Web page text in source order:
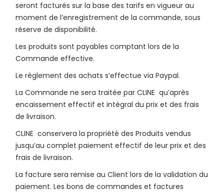
seront facturés sur la base des tarifs en vigueur au
moment de l’enregistrement de la commande, sous
réserve de disponibilité.
Les produits sont payables comptant lors de la
Commande effective.
Le règlement des achats s’effectue via Paypal.
La Commande ne sera traitée par CLINE qu’après
encaissement effectif et intégral du prix et des frais
de livraison.
CLINE conservera la propriété des Produits vendus
jusqu’au complet paiement effectif de leur prix et des
frais de livraison.
La facture sera remise au Client lors de la validation du
paiement. Les bons de commandes et factures